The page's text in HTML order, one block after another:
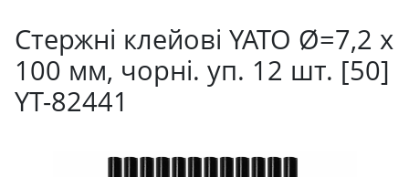
Стержні клейові YATO Ø=7,2 х
100 мм, чорні. уп. 12 шт. [50]
YT-82441